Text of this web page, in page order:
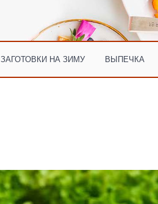
ЗАГОТОВКИ НА ЗИМУ ВЫПЕЧКА